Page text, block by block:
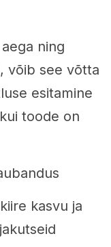
ning
võib see võtta
esitamine
toode on
kasvu ja